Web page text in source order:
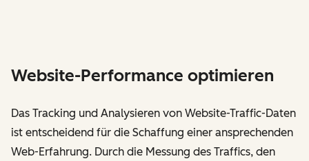
Website-Performance optimieren
Das Tracking und Analysieren von Website-Traffic-Daten
ist entscheidend für die Schaffung einer ansprechenden
Web-Erfahrung. Durch die Messung des Traffics, den